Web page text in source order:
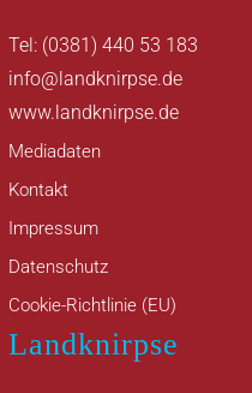
Tel: (0381) 440 53 183
info@landknirpse.de
www.landknirpse.de
Mediadaten
Kontakt
Impressum
Datenschutz
Cookie-Richtlinie (EU)
Landknirpse